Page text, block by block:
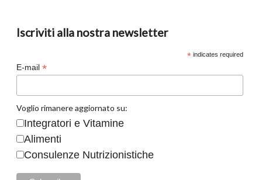
Iscriviti alla nostra newsletter
* indicates required
E-mail *
Voglio rimanere aggiornato su:
Integratori e Vitamine
Alimenti
Consulenze Nutrizionistiche